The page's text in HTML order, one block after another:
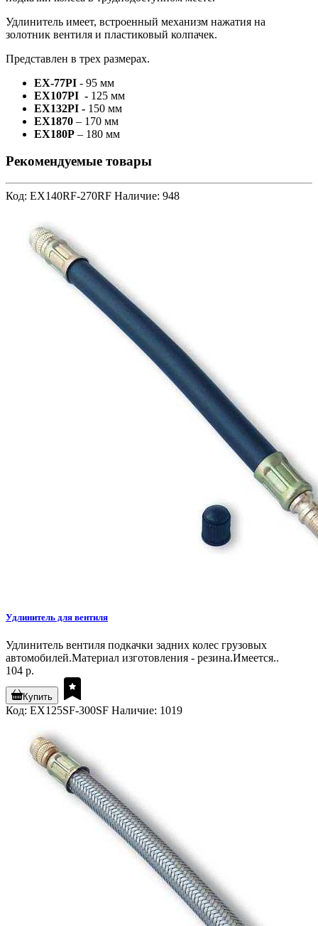
Удлинитель имеет, встроенный механизм нажатия на
золотник вентиля и пластиковый колпачек.
Представлен в трех размерах.
EX-77PI - 95 мм
EX107PI - 125 мм
EX132PI - 150 мм
EX1870 – 170 мм
EX180P – 180 мм
Рекомендуемые товары
Код: EX140RF-270RF Наличие: 948
Удлинитель для вентиля
Удлинитель вентиля подкачки задних колес грузовых
автомобилей.Материал изготовления - резина.Имеется..
104 р.
Купить
Код: EX125SF-300SF Наличие: 1019